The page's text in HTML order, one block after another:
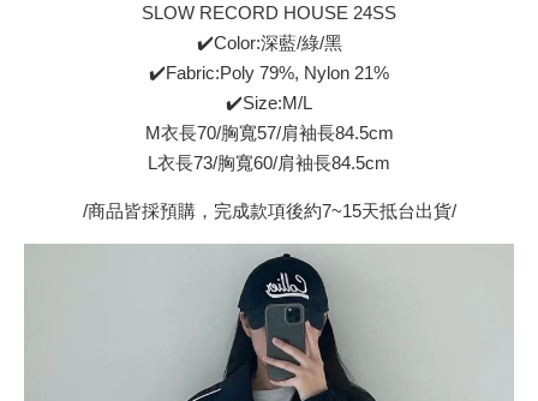
SLOW RECORD HOUSE 24SS
✔️Color:深藍/綠/黑
✔️Fabric:Poly 79%, Nylon 21%
✔️Size:M/L
M衣長70/胸寬57/肩袖長84.5cm
L衣長73/胸寬60/肩袖長84.5cm
/商品皆採預購，完成款項後約7~15天抵台出貨/